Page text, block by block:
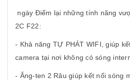
ngày Điểm lại những tính năng
2C F22:
- Khả năng TỰ PHÁT WIFI, giúp
camera tại nơi không có sóng
- Ăng-ten 2 Râu giúp kết nối sóng